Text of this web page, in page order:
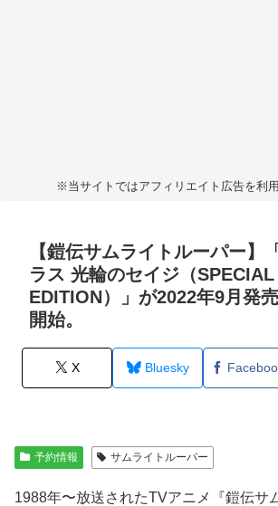
※当サイトではアフィリエイト広告を利用
【鎧伝サムライトルーパー】
ラス 光輪のセイジ（
EDITION）」が2022年9月発
開始。
X Bluesky
予約情報 サムライトルーパー
1988年〜放送されたTVアニメ『鎧伝サ